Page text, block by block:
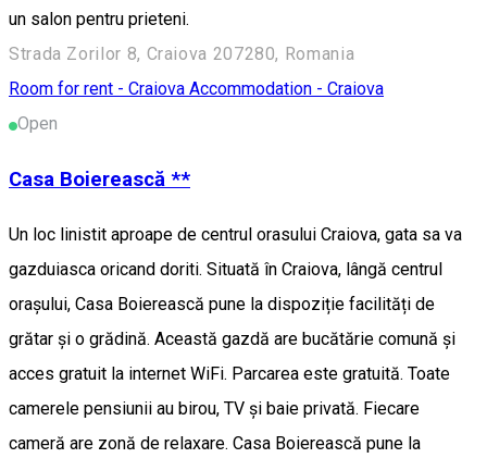
un salon pentru prieteni.
Strada Zorilor 8, Craiova 207280, Romania
Room for rent - Craiova Accommodation - Craiova
Open
Casa Boierească **
Un loc linistit aproape de centrul orasului Craiova, gata sa va
gazduiasca oricand doriti. Situată în Craiova, lângă centrul
orașului, Casa Boierească pune la dispoziție facilități de
grătar și o grădină. Această gazdă are bucătărie comună și
acces gratuit la internet WiFi. Parcarea este gratuită. Toate
camerele pensiunii au birou, TV și baie privată. Fiecare
cameră are zonă de relaxare. Casa Boierească pune la